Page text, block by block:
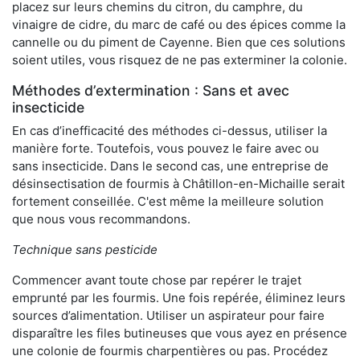
placez sur leurs chemins du citron, du camphre, du
vinaigre de cidre, du marc de café ou des épices comme la
cannelle ou du piment de Cayenne. Bien que ces solutions
soient utiles, vous risquez de ne pas exterminer la colonie.
Méthodes d’extermination : Sans et avec
insecticide
En cas d’inefficacité des méthodes ci-dessus, utiliser la
manière forte. Toutefois, vous pouvez le faire avec ou
sans insecticide. Dans le second cas, une entreprise de
désinsectisation de fourmis à Châtillon-en-Michaille serait
fortement conseillée. C'est même la meilleure solution
que nous vous recommandons.
Technique sans pesticide
Commencer avant toute chose par repérer le trajet
emprunté par les fourmis. Une fois repérée, éliminez leurs
sources d’alimentation. Utiliser un aspirateur pour faire
disparaître les files butineuses que vous ayez en présence
une colonie de fourmis charpentières ou pas. Procédez